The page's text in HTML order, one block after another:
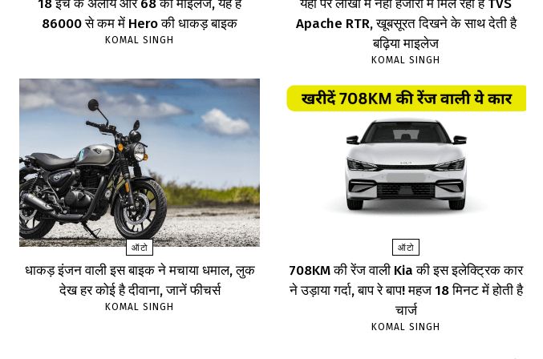
18 इंच के अलॉय और 68 की माइलेज, यह है
86000 से कम में Hero की धाकड़ बाइक
KOMAL SINGH
यहां पर लाखों में नहीं हजारों में मिल रही है TVS
Apache RTR, खूबसूरत दिखने के साथ देती है
बढ़िया माइलेज
KOMAL SINGH
ऑटो
धाकड़ इंजन वाली इस बाइक ने मचाया धमाल, लुक
देख हर कोई है दीवाना, जानें फीचर्स
KOMAL SINGH
ऑटो
708KM की रेंज वाली Kia की इस इलेक्ट्रिक कार
ने उड़ाया गर्दा, बाप रे बाप! महज 18 मिनट में होती है
चार्ज
KOMAL SINGH